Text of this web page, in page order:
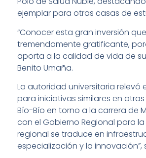
ejemplar para otras casas de
“Conocer esta gran inversión
tremendamente gratificante,
aporta a la calidad de vida de
Benito Umaña.
La autoridad universitaria relevó
para iniciativas similares en
Bío-Bío en torno a la carrera de
con el Gobierno Regional para
regional se traduce en
especialización y la innovación”,